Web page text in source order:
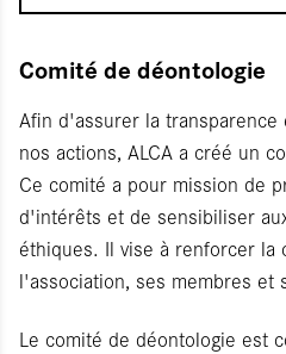
Comité de déontologie
Afin d'assurer la
nos actions, ALCA a créé un
Ce comité a pour mission de
d'intérêts et de sensibiliser
éthiques. Il vise à renforcer la
l'association, ses membres et
Le comité de déontologie est